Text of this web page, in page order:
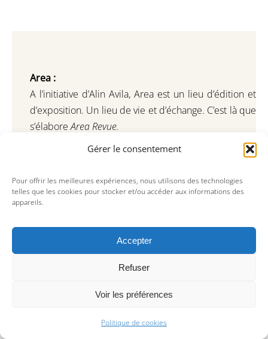
Gérer le consentement
Pour offrir les meilleures expériences, nous utilisons des technologies
telles que les cookies pour stocker et/ou accéder aux informations des
appareils.
Accepter
Refuser
Voir les préférences
Politique de cookies
Area :
A l’initiative d’Alin Avila, Area est un lieu d’édition et
d’exposition. Un lieu de vie et d’échange. C’est là que
s’élaboreArea Revue.
–CGV
Adresse :
46 bis rue de Paradis 75010 Paris
Du mercredi au samedi